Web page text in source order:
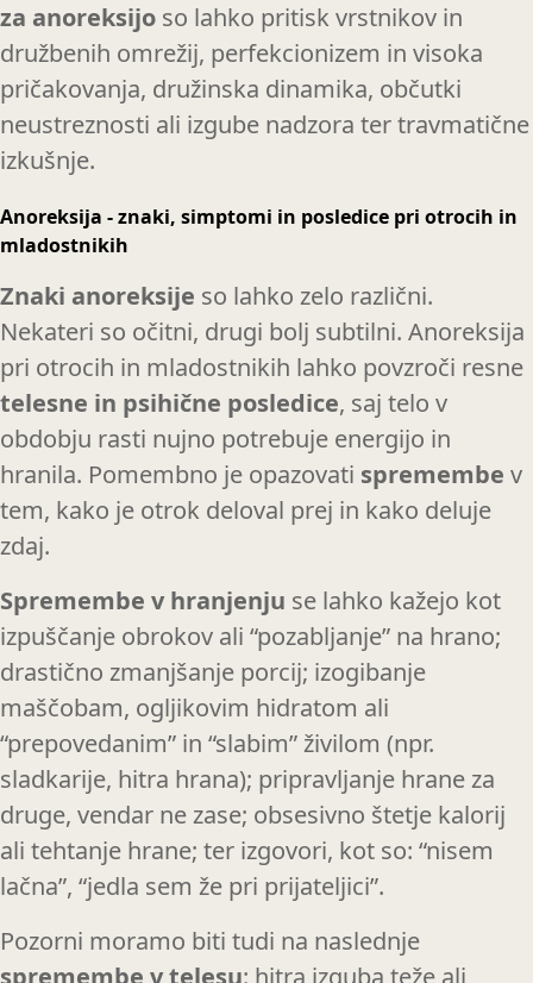
za anoreksijo so lahko pritisk vrstnikov in
družbenih omrežij, perfekcionizem in visoka
pričakovanja, družinska dinamika, občutki
neustreznosti ali izgube nadzora ter travmatične
izkušnje.
Anoreksija - znaki, simptomi in posledice pri otrocih in
mladostnikih
Znaki anoreksije so lahko zelo različni.
Nekateri so očitni, drugi bolj subtilni. Anoreksija
pri otrocih in mladostnikih lahko povzroči resne
telesne in psihične posledice, saj telo v
obdobju rasti nujno potrebuje energijo in
hranila. Pomembno je opazovati spremembe v
tem, kako je otrok deloval prej in kako deluje
zdaj.
Spremembe v hranjenju se lahko kažejo kot
izpuščanje obrokov ali “pozabljanje” na hrano;
drastično zmanjšanje porcij; izogibanje
maščobam, ogljikovim hidratom ali
“prepovedanim” in “slabim” živilom (npr.
sladkarije, hitra hrana); pripravljanje hrane za
druge, vendar ne zase; obsesivno štetje kalorij
ali tehtanje hrane; ter izgovori, kot so: “nisem
lačna”, “jedla sem že pri prijateljici”.
Pozorni moramo biti tudi na naslednje